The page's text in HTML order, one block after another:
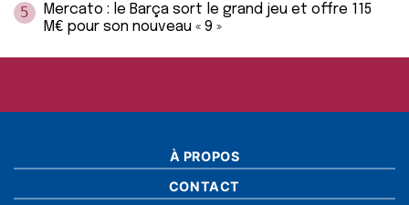
5
Mercato : le Barça sort le grand jeu et offre 115
M€ pour son nouveau « 9 »
À PROPOS
CONTACT